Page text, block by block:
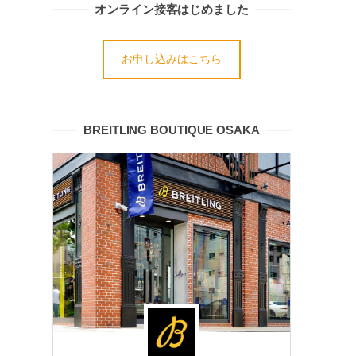
オンライン接客はじめました
お申し込みはこちら
BREITLING BOUTIQUE OSAKA